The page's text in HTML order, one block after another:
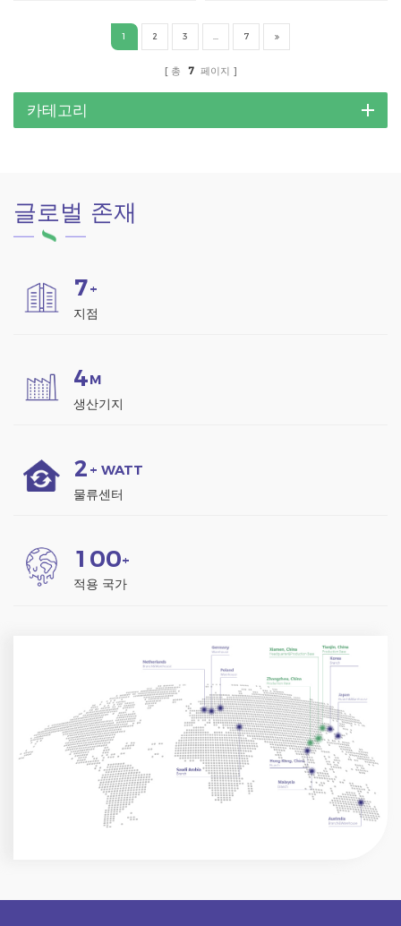
효율적인 태양열 레일 가격으
로 우수한 품질입니다. 3.
설치하기에 매우 적합합니다.
4. 다양한 고객의 요구 사항을
1 2 3 ... 7
총 7 페이지
카테고리
글로벌 존재
7+
지점
4M
생산기지
2 + WATT
물류센터
1 00+
적용 국가